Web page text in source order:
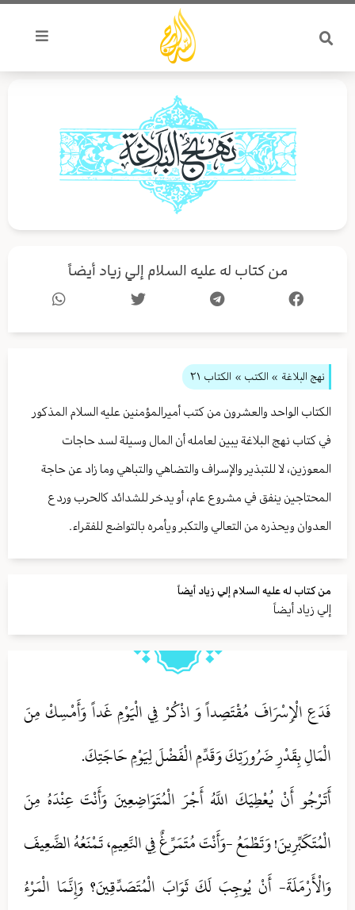
تخطي
المحتوى
من كتاب له عليه السلام إلي زياد أيضاً
نهج البلاغة » الكتب » الكتاب ٢١
الكتاب الواحد والعشرون من كتب أميرالمؤمنين عليه السلام المذكور
في كتاب نهج البلاغة يبين لعامله أن المال وسيلة لسد حاجات
المعوزين، لا للتبذير والإسراف والتضاهي والتباهي وما زاد عن حاجة
المحتاجين ينفق في مشروع عام، أو يدخر للشدائد كالحرب وردع
العدوان ويحذره من التعالي والتكبر ويأمره بالتواضع للفقراء.
من كتاب له عليه السلام إلي زياد أيضاً
إلي زياد أيضاً
فَدَعِ الْإِسْرَافَ مُقْتَصِداً وَ اذْكُرْ فِي الْيَوْمِ غَداً وَأَمْسِكْ مِنَ
الْمَالِ بِقَدْرِ ضَرُورَتِكَ وَقَدِّمِ الْفَضْلَ لِيَوْمِ حَاجَتِكَ.
أَتَرْجُو أَنْ يُعْطِيَكَ اللَّهُ أَجْرَ الْمُتَوَاضِعِينَ وَأَنْتَ عِنْدَهُ مِنَ
الْمُتَكَبِّرِينَ! وَتَطْمَعُ -وَأَنْتَ مُتَمَرِّغٌ فِي النَّعِيمِ، تَمْنَعُهُ الضَّعِيفَ
وَالْأَرْمَلَةَ- أَنْ يُوجِبَ لَكَ ثَوَابَ الْمُتَصَدِّقِينَ؟ وَإِنَّمَا الْمَرْءُ